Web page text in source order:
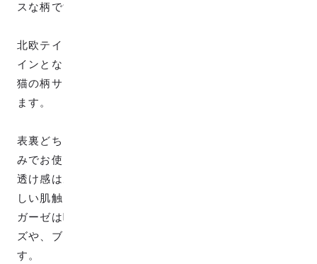
スな柄です。
北欧テイストな猫がずらっと並んだ柄でかわいいデザ
インとなっています。
猫の柄サイズは、約W：4.5cm、H：2.8cmとなってい
ます。
表裏どちらでも使えるリバーシブル使用なので、お好
みでお使いください。
透け感はあまりなく、コットン100%のWガーゼでやさ
しい肌触りが特徴的です。
ガーゼは吸水性がいい素材ですので汗かきの子供グッ
ズや、ブラウス、ワンピースなどお洋服にオススメで
す。